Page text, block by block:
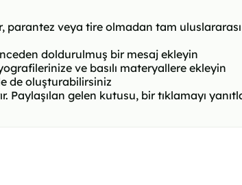
veya tire olmadan tam uluslararası
doldurulmuş bir mesaj ekleyin
ve basılı materyallere ekleyin
de oluşturabilirsiniz
Paylaşılan gelen kutusu, bir tıklamayı